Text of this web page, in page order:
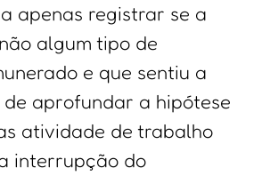
apenas registrar se a
algum tipo de
e que sentiu a
de aprofundar a hipótese
atividade de trabalho
interrupção do